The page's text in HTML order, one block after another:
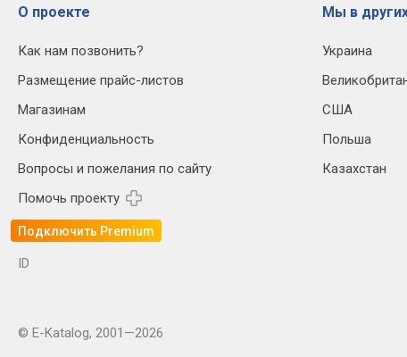
О проекте
Как нам позвонить?
Размещение прайс-листов
Магазинам
Конфиденциальность
Вопросы и пожелания по сайту
Помочь проекту
Подключить Premium
Мы в
Украина
США
Польша
Казахстан
ID
© E-Katalog, 2001—2026